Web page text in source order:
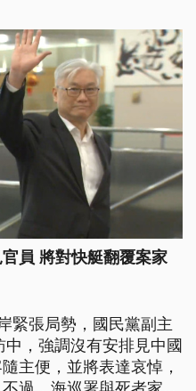
員 將對快艇翻覆案家
緊張局勢，國民黨副主
，強調沒有安排見中國
主便，並將表達哀悼，